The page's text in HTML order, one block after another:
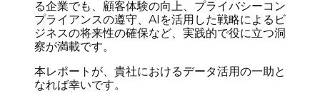
る企業でも、顧客体験の向上、プライバシーコン
プライアンスの遵守、AIを活用した戦略によるビ
ジネスの将来性の確保など、実践的で役に立つ洞
察が満載です。
本レポートが、貴社におけるデータ活用の一助と
なれば幸いです。